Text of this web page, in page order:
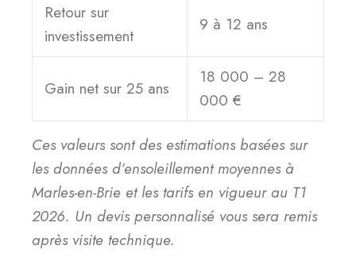
Retour sur
investissement
9 à 12 ans
Gain net sur 25 ans
18 000 – 28
000 €
Ces valeurs sont des estimations basées sur
les données d’ensoleillement moyennes à
Marles-en-Brie et les tarifs en vigueur au T1
2026. Un devis personnalisé vous sera remis
après visite technique.